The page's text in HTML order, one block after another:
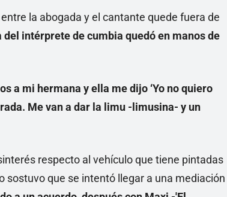
la abogada y el cantante quede fuera de
del intérprete de cumbia quedó en manos de
a mi hermana y ella me dijo ‘Yo no quiero
Me van a dar la limu -limusina- y un
respecto al vehículo que tiene pintadas
sostuvo que se intentó llegar a una mediación